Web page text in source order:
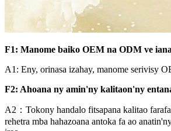
F1: Manome baiko OEM na ODM ve
A1: Eny, orinasa izahay, manome serivisy
F2: Ahoana ny amin'ny kalitaon'ny
A2：Tokony handalo fitsapana kalitao
rehetra mba hahazoana antoka fa ao